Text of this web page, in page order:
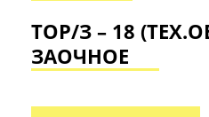
ТОР/З – 18
ЗАОЧНОЕ